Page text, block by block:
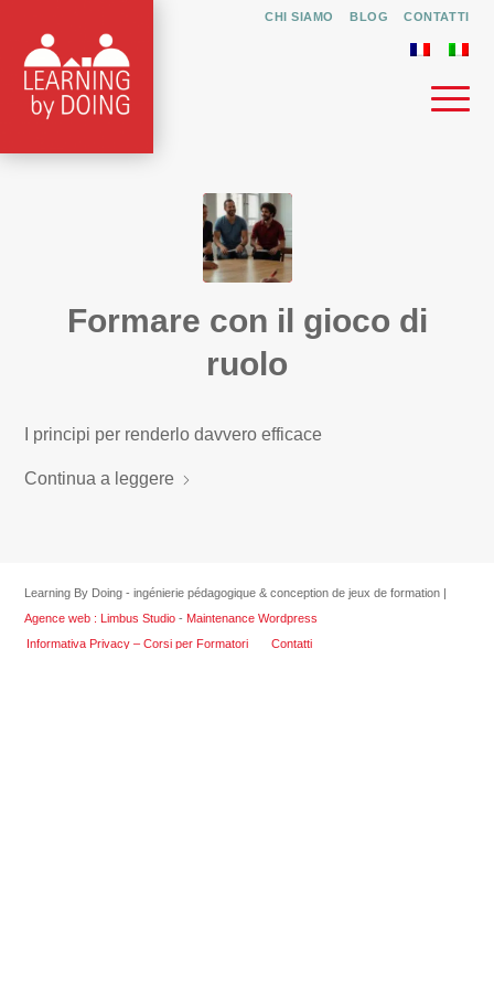
CHI SIAMO BLOG CONTATTI
Formare con il gioco di
ruolo
I principi per renderlo davvero efficace
Continua a leggere
Learning By Doing - ingénierie pédagogique & conception de jeux de formation |
Agence web : Limbus Studio - Maintenance Wordpress
Informativa Privacy – Corsi per Formatori
Contatti